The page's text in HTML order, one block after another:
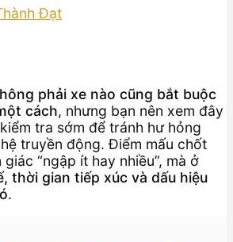
Đạt
phải xe nào cũng bắt buộc
cách, nhưng bạn nên xem đây
tra sớm để tránh hư hỏng
truyền động. Điểm mấu chốt
“ngập ít hay nhiều”, mà ở
thời gian tiếp xúc và dấu hiệu
.